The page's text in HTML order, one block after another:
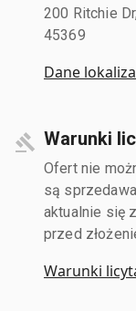
200 Ritchie
45369
Dane
Warunki
Ofert nie
są
aktualnie się
przed
Warunki